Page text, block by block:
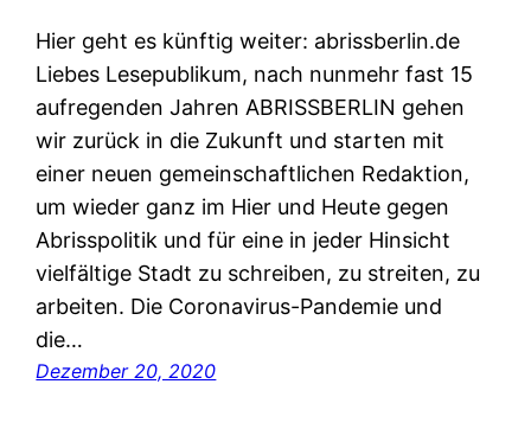
Hier geht es künftig weiter: abrissberlin.de
Liebes Lesepublikum, nach nunmehr fast 15
aufregenden Jahren ABRISSBERLIN gehen
wir zurück in die Zukunft und starten mit
einer neuen gemeinschaftlichen Redaktion,
um wieder ganz im Hier und Heute gegen
Abrisspolitik und für eine in jeder Hinsicht
vielfältige Stadt zu schreiben, zu streiten, zu
arbeiten. Die Coronavirus-Pandemie und
die…
Dezember 20, 2020